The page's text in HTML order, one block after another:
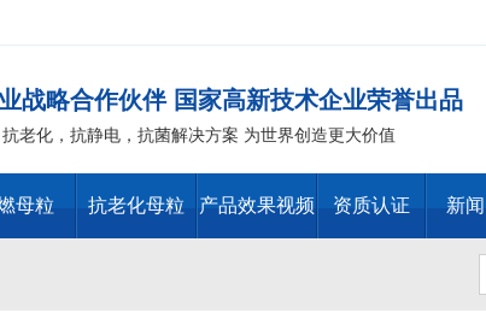
战略合作伙伴 国家高新技术企业荣誉出品
老化，抗静电，抗菌解决方案 为世界创造更大价值
母粒 抗老化母粒 产品效果视频 资质认证 新